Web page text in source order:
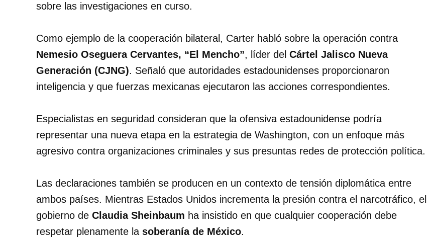
sobre las investigaciones en curso.
Como ejemplo de la cooperación bilateral, Carter habló sobre la operación contra
Nemesio Oseguera Cervantes, “El Mencho”, líder del Cártel Jalisco Nueva
Generación (CJNG). Señaló que autoridades estadounidenses proporcionaron
inteligencia y que fuerzas mexicanas ejecutaron las acciones correspondientes.
Especialistas en seguridad consideran que la ofensiva estadounidense podría
representar una nueva etapa en la estrategia de Washington, con un enfoque más
agresivo contra organizaciones criminales y sus presuntas redes de protección política.
Las declaraciones también se producen en un contexto de tensión diplomática entre
ambos países. Mientras Estados Unidos incrementa la presión contra el narcotráfico, el
gobierno de Claudia Sheinbaum ha insistido en que cualquier cooperación debe
respetar plenamente la soberanía de México.